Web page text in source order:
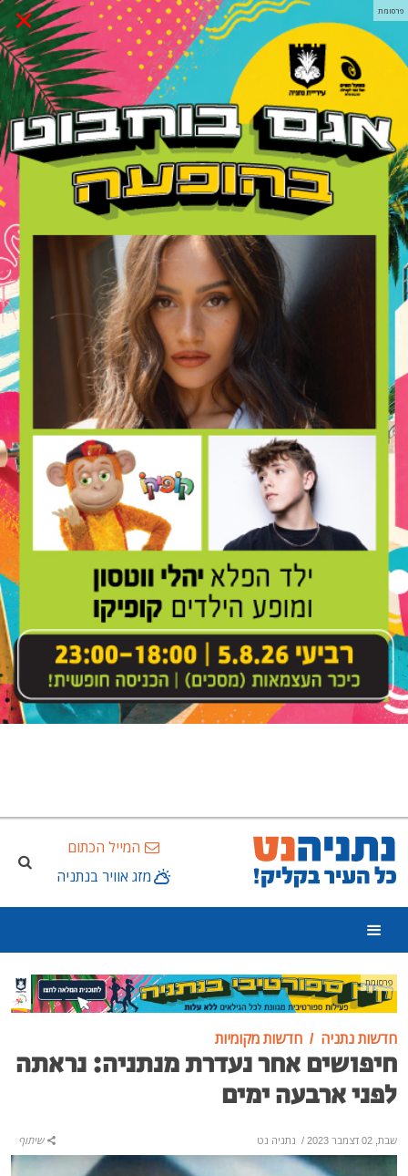
× פרסומת
המייל הכתום
מזג אוויר בנתניה
פרסומת
חדשות נתניה חדשות מקומיות
חיפושים אחר נעדרת מנתניה: נראתה
לפני ארבעה ימים
שבת, 02 דצמבר 2023 / נתניה נט שיתוף